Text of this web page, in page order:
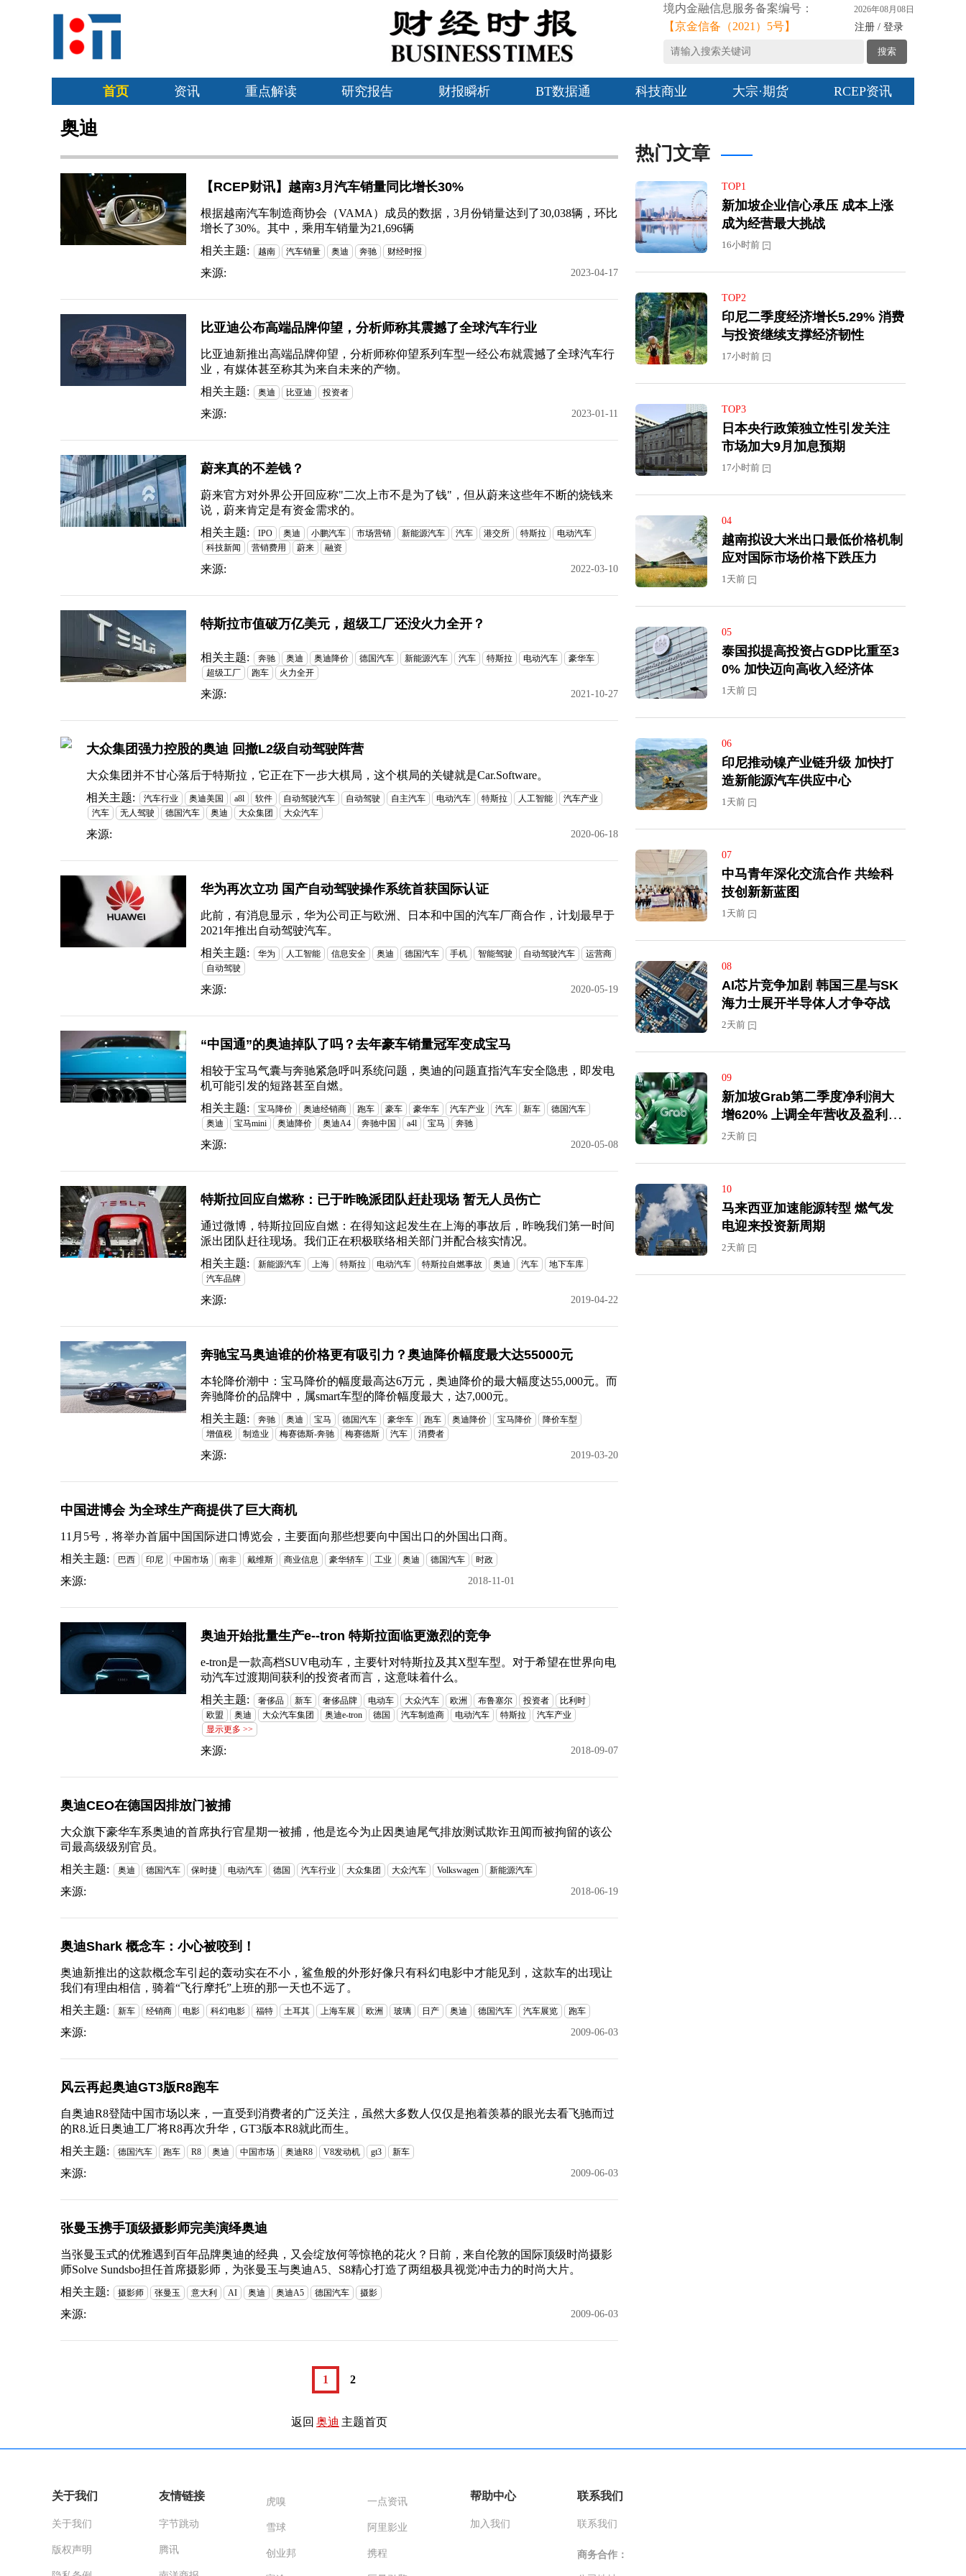
境内金融信息服务备案编号：
【京金信备（2021）5号】
2026年08月08日
注册 / 登录
搜索
首页 资讯 重点解读 研究报告 财报瞬析 BT数据通 科技商业 大宗·期货 RCEP资讯
奥迪
【RCEP财讯】越南3月汽车销量同比增长30%
根据越南汽车制造商协会（VAMA）成员的数据，3月份销量达到了30,038辆，环比
增长了30%。其中，乘用车销量为21,696辆
相关主题:
越南 汽车销量 奥迪 奔驰 财经时报
来源: 2023-04-17
比亚迪公布高端品牌仰望，分析师称其震撼了全球汽车行业
比亚迪新推出高端品牌仰望，分析师称仰望系列车型一经公布就震撼了全球汽车行
业，有媒体甚至称其为来自未来的产物。
相关主题:
奥迪 比亚迪 投资者
来源: 2023-01-11
蔚来真的不差钱？
蔚来官方对外界公开回应称"二次上市不是为了钱"，但从蔚来这些年不断的烧钱来
说，蔚来肯定是有资金需求的。
相关主题:
IPO 奥迪 小鹏汽车 市场营销 新能源汽车 汽车 港交所 特斯拉
电动汽车
科技新闻
营销费用 蔚来 融资
来源: 2022-03-10
特斯拉市值破万亿美元，超级工厂还没火力全开？
相关主题: 奔驰 奥迪 奥迪降价 德国汽车 新能源汽车 汽车 特斯拉 电动汽车
豪华车
超级工厂
跑车 火力全开
来源: 2021-10-27
大众集团强力控股的奥迪 回撤L2级自动驾驶阵营
大众集团并不甘心落后于特斯拉，它正在下一步大棋局，这个棋局的关键就是Car.Software。
相关主题:
汽车行业 奥迪美国 a8l 软件 自动驾驶汽车 自动驾驶 自主汽车 电动汽车 特斯拉 人工智能
汽车产业
汽车
无人驾驶 德国汽车 奥迪 大众集团 大众汽车
来源: 2020-06-18
华为再次立功 国产自动驾驶操作系统首获国际认证
此前，有消息显示，华为公司正与欧洲、日本和中国的汽车厂商合作，计划最早于
2021年推出自动驾驶汽车。
相关主题:
华为 人工智能 信息安全 奥迪 德国汽车 手机 智能驾驶 自动驾驶汽车
运营商
自动驾驶
来源: 2020-05-19
“中国通”的奥迪掉队了吗？去年豪车销量冠军变成宝马
相较于宝马气囊与奔驰紧急呼叫系统问题，奥迪的问题直指汽车安全隐患，即发电
机可能引发的短路甚至自燃。
相关主题:
宝马降价 奥迪经销商 跑车 豪车 豪华车 汽车产业 汽车 新车
德国汽车
奥迪
宝马mini 奥迪降价 奥迪A4 奔驰中国 a4l 宝马 奔驰
来源: 2020-05-08
特斯拉回应自燃称：已于昨晚派团队赶赴现场 暂无人员伤亡
通过微博，特斯拉回应自燃：在得知这起发生在上海的事故后，昨晚我们第一时间
派出团队赶往现场。我们正在积极联络相关部门并配合核实情况。
相关主题:
新能源汽车 上海 特斯拉 电动汽车 特斯拉自燃事故 奥迪 汽车
地下车库
汽车品牌
来源: 2019-04-22
奔驰宝马奥迪谁的价格更有吸引力？奥迪降价幅度最大达55000元
本轮降价潮中：宝马降价的幅度最高达6万元，奥迪降价的最大幅度达55,000元。而
奔驰降价的品牌中，属smart车型的降价幅度最大，达7,000元。
相关主题:
奔驰 奥迪 宝马 德国汽车 豪华车 跑车 奥迪降价 宝马降价
降价车型
增值税
制造业 梅赛德斯-奔驰 梅赛德斯 汽车 消费者
来源: 2019-03-20
中国进博会 为全球生产商提供了巨大商机
11月5号，将举办首届中国国际进口博览会，主要面向那些想要向中国出口的外国出口商。
相关主题:
巴西 印尼 中国市场 南非 戴维斯 商业信息 豪华轿车 工业 奥迪 德国汽车 时政
来源: 2018-11-01
奥迪开始批量生产e--tron 特斯拉面临更激烈的竞争
e-tron是一款高档SUV电动车，主要针对特斯拉及其X型车型。对于希望在世界向电
动汽车过渡期间获利的投资者而言，这意味着什么。
相关主题:
奢侈品 新车 奢侈品牌 电动车 大众汽车 欧洲 布鲁塞尔 投资者
比利时
欧盟
奥迪 大众汽车集团 奥迪e-tron 德国 汽车制造商 电动汽车 特斯拉
汽车产业
显示更多 >>
来源: 2018-09-07
奥迪CEO在德国因排放门被捕
大众旗下豪华车系奥迪的首席执行官星期一被捕，他是迄今为止因奥迪尾气排放测试欺诈丑闻而被拘留的该公
司最高级级别官员。
相关主题:
奥迪 德国汽车 保时捷 电动汽车 德国 汽车行业 大众集团 大众汽车 Volkswagen 新能源汽车
来源: 2018-06-19
奥迪Shark 概念车：小心被咬到！
奥迪新推出的这款概念车引起的轰动实在不小，鲨鱼般的外形好像只有科幻电影中才能见到，这款车的出现让
我们有理由相信，骑着“飞行摩托”上班的那一天也不远了。
相关主题:
新车 经销商 电影 科幻电影 福特 土耳其 上海车展 欧洲 玻璃 日产 奥迪 德国汽车 汽车展览 跑车
来源: 2009-06-03
风云再起奥迪GT3版R8跑车
自奥迪R8登陆中国市场以来，一直受到消费者的广泛关注，虽然大多数人仅仅是抱着羡慕的眼光去看飞驰而过
的R8.近日奥迪工厂将R8再次升华，GT3版本R8就此而生。
相关主题:
德国汽车 跑车 R8 奥迪 中国市场 奥迪R8 V8发动机 gt3 新车
来源: 2009-06-03
张曼玉携手顶级摄影师完美演绎奥迪
当张曼玉式的优雅遇到百年品牌奥迪的经典，又会绽放何等惊艳的花火？日前，来自伦敦的国际顶级时尚摄影
师Solve Sundsbo担任首席摄影师，为张曼玉与奥迪A5、S8精心打造了两组极具视觉冲击力的时尚大片。
相关主题:
摄影师 张曼玉 意大利 AI 奥迪 奥迪A5 德国汽车 摄影
来源: 2009-06-03
1 2
返回 奥迪 主题首页
热门文章
TOP1
新加坡企业信心承压 成本上涨
成为经营最大挑战
16小时前
TOP2
印尼二季度经济增长5.29% 消费
与投资继续支撑经济韧性
17小时前
TOP3
日本央行政策独立性引发关注
市场加大9月加息预期
17小时前
04
越南拟设大米出口最低价格机制
应对国际市场价格下跌压力
1天前
05
泰国拟提高投资占GDP比重至3
0% 加快迈向高收入经济体
1天前
06
印尼推动镍产业链升级 加快打
造新能源汽车供应中心
1天前
07
中马青年深化交流合作 共绘科
技创新新蓝图
1天前
08
AI芯片竞争加剧 韩国三星与SK
海力士展开半导体人才争夺战
2天前
09
新加坡Grab第二季度净利润大
增620% 上调全年营收及盈利预
期
2天前
10
马来西亚加速能源转型 燃气发
电迎来投资新周期
2天前
关于我们
关于我们
版权声明
友情链接
字节跳动
腾讯
虎嗅
雪球
创业邦
一点资讯
阿里影业
携程
帮助中心
加入我们
联系我们
联系我们
商务合作：